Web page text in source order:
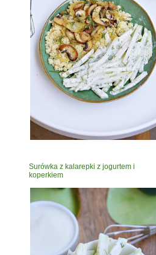
Surówka z kalarepki z jogurtem i
koperkiem